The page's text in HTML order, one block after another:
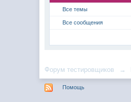
Все темы
Все сообщения
Форум тестировщиков →
Помощь